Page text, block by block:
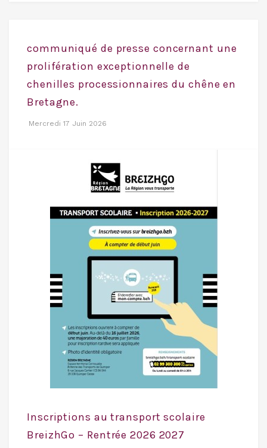
communiqué de presse concernant une
prolifération exceptionnelle de
chenilles processionnaires du chêne en
Bretagne.
Mercredi 17 Juin 2026
Inscriptions au transport scolaire
BreizhGo – Rentrée 2026 2027